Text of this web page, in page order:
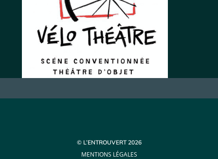
© L’ENTROUVERT 2026
MENTIONS LÉGALES